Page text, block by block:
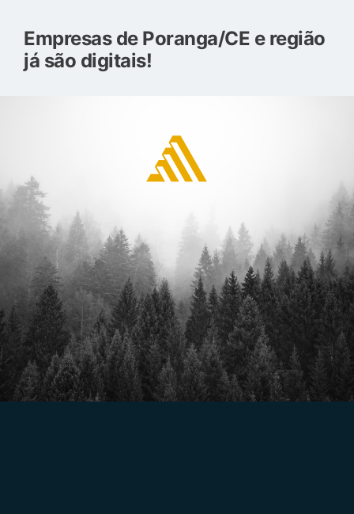
Empresas de Poranga/CE e região
já são digitais!